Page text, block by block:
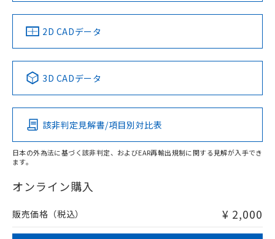
中国 RoHS 注意事項・凡例
Pb Hg Cd Cr(VI)
O
在庫等で未対応品が混在する可能性があります。
問い合わせください。
2D CADデータ
3D CADデータ
該非判定見解書/項目別対比表
日本の外為法に基づく該非判定、およびEAR再輸出規制に関する見解が入手でき
ます。
オンライン購入
販売価格（税込） ¥ 2,000